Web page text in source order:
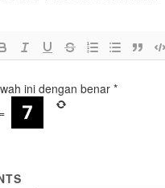
ini dengan benar*
=